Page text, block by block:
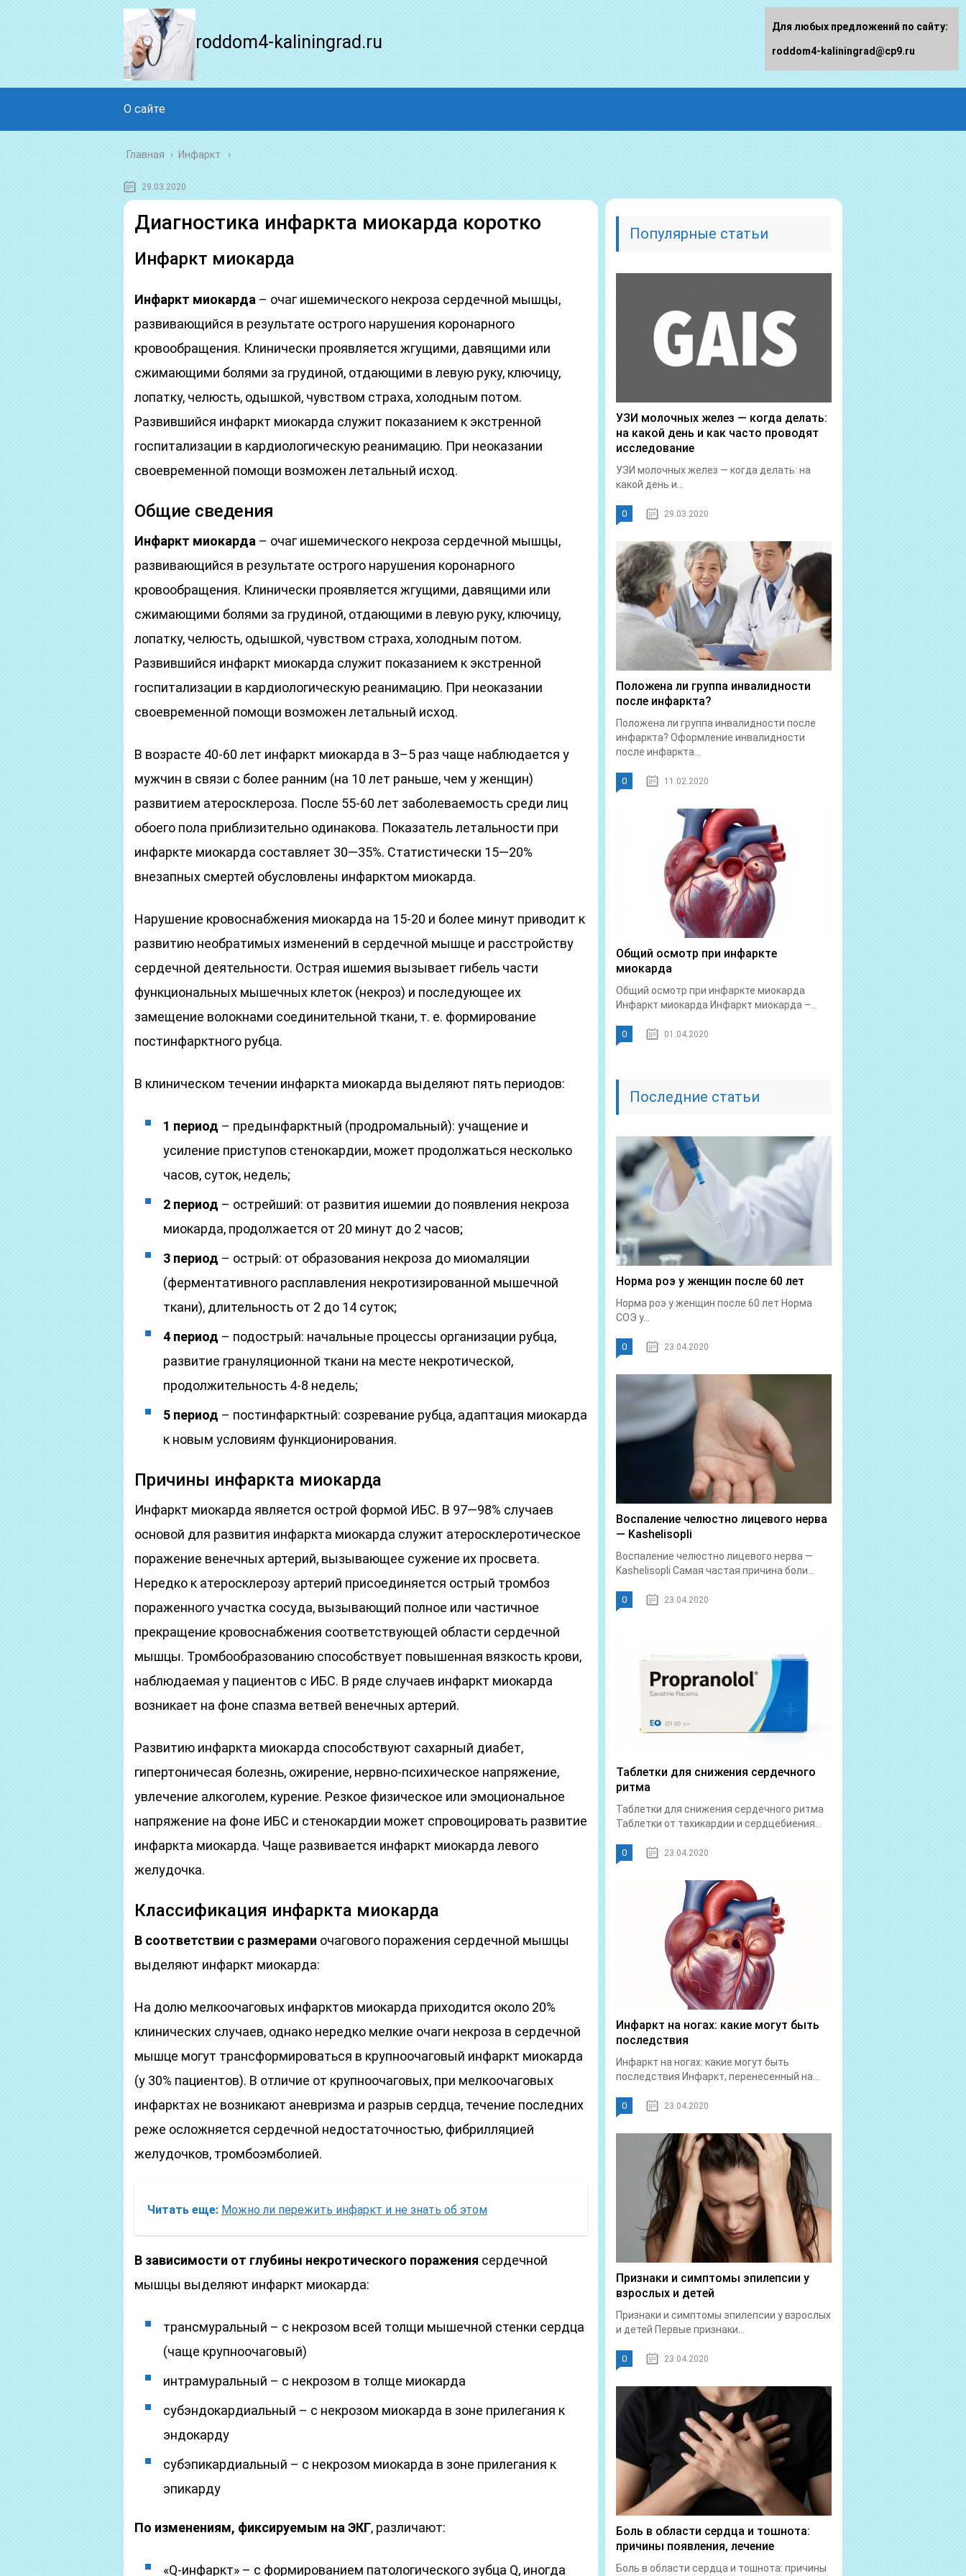
roddom4-kaliningrad.ru
О сайте
Главная › Инфаркт
29.03.2020
Диагностика инфаркта миокарда коротко
Инфаркт миокарда
Инфаркт миокарда – очаг ишемического некроза сердечной мышцы,
развивающийся в результате острого нарушения коронарного
кровообращения. Клинически проявляется жгущими, давящими или
сжимающими болями за грудиной, отдающими в левую руку, ключицу,
лопатку, челюсть, одышкой, чувством страха, холодным потом.
Развившийся инфаркт миокарда служит показанием к экстренной
госпитализации в кардиологическую реанимацию. При неоказании
своевременной помощи возможен летальный исход.
Общие сведения
Инфаркт миокарда – очаг ишемического некроза сердечной мышцы,
развивающийся в результате острого нарушения коронарного
кровообращения. Клинически проявляется жгущими, давящими или
сжимающими болями за грудиной, отдающими в левую руку, ключицу,
лопатку, челюсть, одышкой, чувством страха, холодным потом.
Развившийся инфаркт миокарда служит показанием к экстренной
госпитализации в кардиологическую реанимацию. При неоказании
своевременной помощи возможен летальный исход.
В возрасте 40-60 лет инфаркт миокарда в 3–5 раз чаще наблюдается у
мужчин в связи с более ранним (на 10 лет раньше, чем у женщин)
развитием атеросклероза. После 55-60 лет заболеваемость среди лиц
обоего пола приблизительно одинакова. Показатель летальности при
инфаркте миокарда составляет 30—35%. Статистически 15—20%
внезапных смертей обусловлены инфарктом миокарда.
Нарушение кровоснабжения миокарда на 15-20 и более минут приводит к
развитию необратимых изменений в сердечной мышце и расстройству
сердечной деятельности. Острая ишемия вызывает гибель части
функциональных мышечных клеток (некроз) и последующее их
замещение волокнами соединительной ткани, т. е. формирование
постинфарктного рубца.
В клиническом течении инфаркта миокарда выделяют пять периодов:
1 период – предынфарктный (продромальный): учащение и
усиление приступов стенокардии, может продолжаться несколько
часов, суток, недель;
2 период – острейший: от развития ишемии до появления некроза
миокарда, продолжается от 20 минут до 2 часов;
3 период – острый: от образования некроза до миомаляции
(ферментативного расплавления некротизированной мышечной
ткани), длительность от 2 до 14 суток;
4 период – подострый: начальные процессы организации рубца,
развитие грануляционной ткани на месте некротической,
продолжительность 4-8 недель;
5 период – постинфарктный: созревание рубца, адаптация миокарда
к новым условиям функционирования.
Причины инфаркта миокарда
Инфаркт миокарда является острой формой ИБС. В 97—98% случаев
основой для развития инфаркта миокарда служит атеросклеротическое
поражение венечных артерий, вызывающее сужение их просвета.
Нередко к атеросклерозу артерий присоединяется острый тромбоз
пораженного участка сосуда, вызывающий полное или частичное
прекращение кровоснабжения соответствующей области сердечной
мышцы. Тромбообразованию способствует повышенная вязкость крови,
наблюдаемая у пациентов с ИБС. В ряде случаев инфаркт миокарда
возникает на фоне спазма ветвей венечных артерий.
Развитию инфаркта миокарда способствуют сахарный диабет,
гипертоничесая болезнь, ожирение, нервно-психическое напряжение,
увлечение алкоголем, курение. Резкое физическое или эмоциональное
напряжение на фоне ИБС и стенокардии может спровоцировать развитие
инфаркта миокарда. Чаще развивается инфаркт миокарда левого
желудочка.
Классификация инфаркта миокарда
В соответствии с размерами очагового поражения сердечной мышцы
выделяют инфаркт миокарда:
На долю мелкоочаговых инфарктов миокарда приходится около 20%
клинических случаев, однако нередко мелкие очаги некроза в сердечной
мышце могут трансформироваться в крупноочаговый инфаркт миокарда
(у 30% пациентов). В отличие от крупноочаговых, при мелкоочаговых
инфарктах не возникают аневризма и разрыв сердца, течение последних
реже осложняется сердечной недостаточностью, фибрилляцией
желудочков, тромбоэмболией.
Читать еще: Можно ли пережить инфаркт и не знать об этом
В зависимости от глубины некротического поражения сердечной
мышцы выделяют инфаркт миокарда:
трансмуральный – с некрозом всей толщи мышечной стенки сердца
(чаще крупноочаговый)
интрамуральный – с некрозом в толще миокарда
субэндокардиальный – с некрозом миокарда в зоне прилегания к
эндокарду
субэпикардиальный – с некрозом миокарда в зоне прилегания к
эпикарду
По изменениям, фиксируемым на ЭКГ, различают:
«Q-инфаркт» – с формированием патологического зубца Q, иногда
Популярные статьи
УЗИ молочных желез — когда делать:
на какой день и как часто проводят
исследование
УЗИ молочных желез — когда делать: на
какой день и...
0 29.03.2020
Положена ли группа инвалидности
после инфаркта?
Положена ли группа инвалидности после
инфаркта? Оформление инвалидности
после инфаркта...
0 11.02.2020
Общий осмотр при инфаркте
миокарда
Общий осмотр при инфаркте миокарда
Инфаркт миокарда Инфаркт миокарда –...
0 01.04.2020
Последние статьи
Норма роэ у женщин после 60 лет
Норма роэ у женщин после 60 лет Норма
СОЭ у...
0 23.04.2020
Воспаление челюстно лицевого нерва
— Kashelisopli
Воспаление челюстно лицевого нерва —
Kashelisopli Самая частая причина боли...
0 23.04.2020
Таблетки для снижения сердечного
ритма
Таблетки для снижения сердечного ритма
Таблетки от тахикардии и сердцебиения...
0 23.04.2020
Инфаркт на ногах: какие могут быть
последствия
Инфаркт на ногах: какие могут быть
последствия Инфаркт, перенесенный на...
0 23.04.2020
Признаки и симптомы эпилепсии у
взрослых и детей
Признаки и симптомы эпилепсии у взрослых
и детей Первые признаки...
0 23.04.2020
Боль в области сердца и тошнота:
причины появления, лечение
Боль в области сердца и тошнота: причины
Для любых предложений по сайту:
roddom4-kaliningrad@cp9.ru